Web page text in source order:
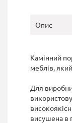
Опис
Камінний
меблів,
Для
висушена в